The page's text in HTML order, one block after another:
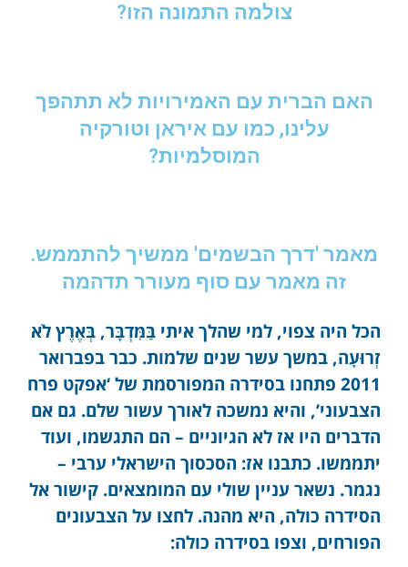
צולמה התמונה הזו?
האם הברית עם האמירויות לא תתהפך
עלינו, כמו עם איראן וטורקיה
המוסלמיות?
מאמר 'דרך הבשמים' ממשיך להתממש.
זה מאמר עם סוף מעורר תדהמה
הכל היה צפוי, למי שהלך איתי בַּמִּדְבָּר, בְּאֶרֶץ לֹא
זְרוּעָה, במשך עשר שנים שלמות. כבר בפברואר
2011 פתחנו בסידרה המפורסמת של ‘אפקט פרח
הצבעוני’, והיא נמשכה לאורך עשור שלם. גם אם
הדברים היו אז לא הגיוניים – הם התגשמו, ועוד
יתממשו. כתבנו אז: הסכסוך הישראלי ערבי –
נגמר. נשאר עניין שולי עם המומצאים. קישור אל
הסידרה כולה, היא מהנה. לחצו על הצבעונים
הפורחים, וצפו בסידרה כולה: